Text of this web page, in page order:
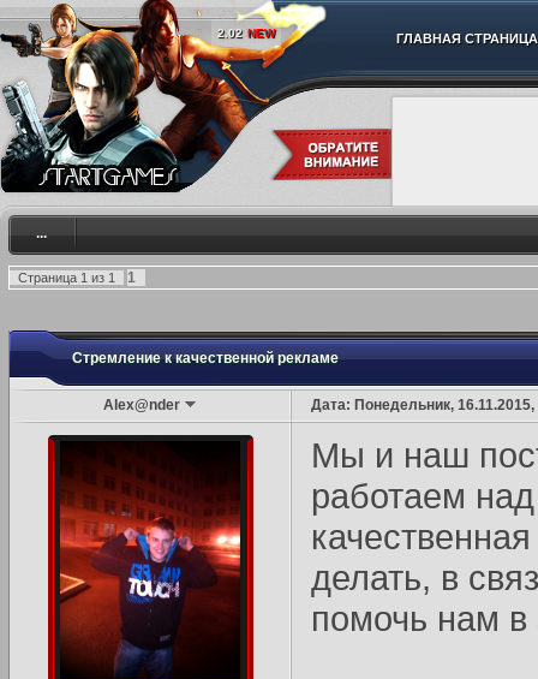
2.02 NEW ГЛАВНАЯ СТРАНИЦА
...
Страница 1 из 1 1
Стремление к качественной рекламе
Alex@nder Дата: Понедельник,
Мы и наш
работаем
делать, в
помочь нам в